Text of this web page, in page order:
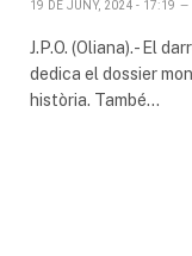
19 DE JUNY, 2024 - 17:19
J.P.O. (Oliana).- El
dedica el dossier
història. També…